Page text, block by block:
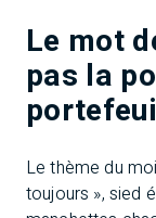
Le mot
pas la
Le thème du
toujours », sied